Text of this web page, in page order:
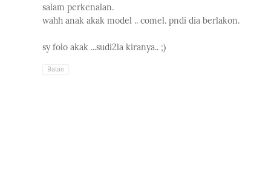
salam perkenalan.
wahh anak akak model .. comel. pndi dia berlakon.
sy folo akak ...sudi2la kiranya.. ;)
Balas